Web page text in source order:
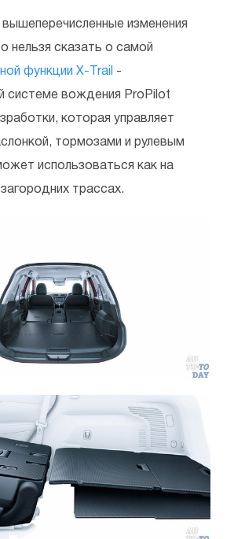
вышеперечисленные изменения
нельзя сказать о самой
функции X-Trail -
системе вождения ProPilot
которая управляет
тормозами и рулевым
использоваться как на
трассах.